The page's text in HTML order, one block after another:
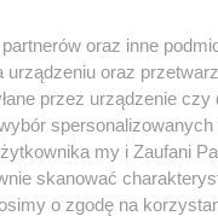
Marian
oraz inne
oraz
przez urządzenie
my i Zaufani
skanować
o zgodę na